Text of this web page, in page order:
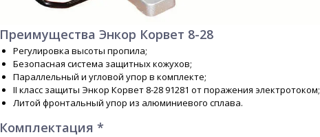
Преимущества Энкор Корвет 8-28
Регулировка высоты пропила;
Безопасная система защитных кожухов;
Параллельный и угловой упор в комплекте;
II класс защиты Энкор Корвет 8-28 91281 от поражения электротоком;
Литой фронтальный упор из алюминиевого сплава.
Комплектация *